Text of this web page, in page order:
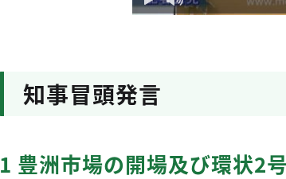
知事冒頭発言
1 豊洲市場の開場及び環状2